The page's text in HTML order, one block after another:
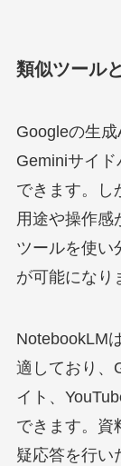
類似ツール
Googleの生成
Geminiサイ
できます。し
用途や操作感
ツールを使い
が可能になり
NotebookLM
適しており、
イト、
できます。資
疑応答を行い